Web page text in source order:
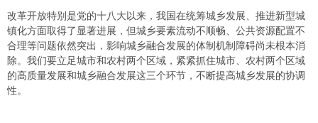
改革开放特别是党的十八大以来，我国在统筹城乡发展、推进新型城
镇化方面取得了显著进展，但城乡要素流动不顺畅、公共资源配置不
合理等问题依然突出，影响城乡融合发展的体制机制障碍尚未根本消
除。我们要立足城市和农村两个区域，紧紧抓住城市、农村两个区域
的高质量发展和城乡融合发展这三个环节，不断提高城乡发展的协调
性。